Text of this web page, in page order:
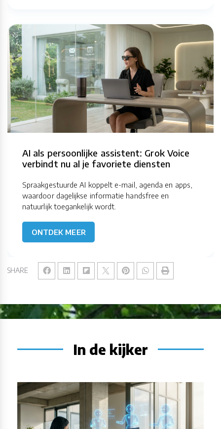
SHARE
AI als persoonlijke assistent: Grok Voice
verbindt nu al je favoriete diensten
Spraakgestuurde AI koppelt e-mail, agenda en apps,
waardoor dagelijkse informatie handsfree en
natuurlijk toegankelijk wordt.
ONTDEK MEER
In de kijker